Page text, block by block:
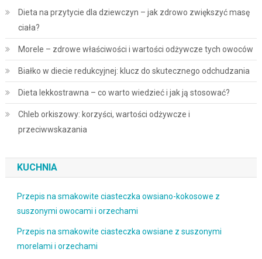
Dieta na przytycie dla dziewczyn – jak zdrowo zwiększyć masę
ciała?
Morele – zdrowe właściwości i wartości odżywcze tych owoców
Białko w diecie redukcyjnej: klucz do skutecznego odchudzania
Dieta lekkostrawna – co warto wiedzieć i jak ją stosować?
Chleb orkiszowy: korzyści, wartości odżywcze i
przeciwwskazania
KUCHNIA
Przepis na smakowite ciasteczka owsiano-kokosowe z
suszonymi owocami i orzechami
Przepis na smakowite ciasteczka owsiane z suszonymi
morelami i orzechami